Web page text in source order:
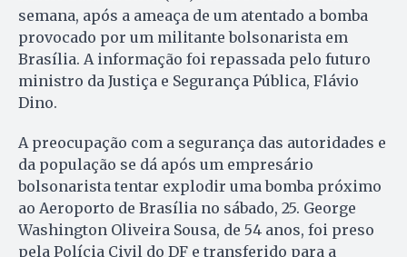
semana, após a ameaça de um atentado a bomba
provocado por um militante bolsonarista em
Brasília. A informação foi repassada pelo futuro
ministro da Justiça e Segurança Pública, Flávio
Dino.
A preocupação com a segurança das autoridades e
da população se dá após um empresário
bolsonarista tentar explodir uma bomba próximo
ao Aeroporto de Brasília no sábado, 25. George
Washington Oliveira Sousa, de 54 anos, foi preso
pela Polícia Civil do DF e transferido para a